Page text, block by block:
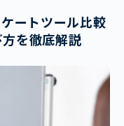
ートツール比較
を徹底解説